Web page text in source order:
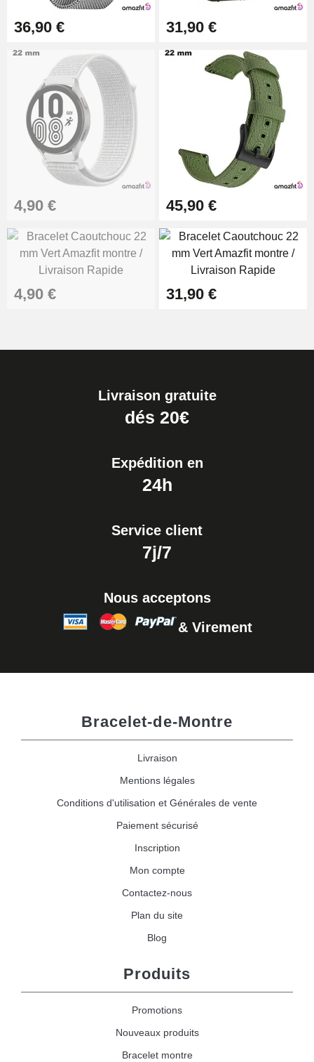
36,90 € 31,90 €
4,90 € 45,90 €
4,90 € 31,90 €
Livraison gratuite
dés 20€
Expédition en
24h
Service client
7j/7
Nous acceptons
& Virement
Bracelet-de-Montre
Livraison
Mentions légales
Conditions d'utilisation et Générales de vente
Paiement sécurisé
Inscription
Mon compte
Contactez-nous
Plan du site
Blog
Produits
Promotions
Nouveaux produits
Bracelet montre